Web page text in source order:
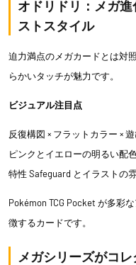
オドリドリ：メガ
ストスタイル
迫力満点のメガカードとは対
らかいタッチが魅力です。
ビジュアル注目点
反復構図 × フラットカラー ×
ピンクとイエローの明るい配
特性 Safeguard とイラストの
Pokémon TCG Pocket が多彩
徴するカードです。
メガシリーズがコ